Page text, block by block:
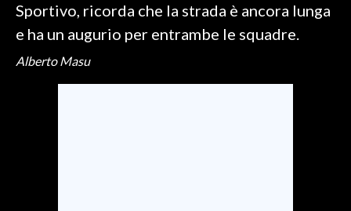
GOSSIP
Sportivo, ricorda che la strada è ancora lunga
e ha un augurio per entrambe le squadre.
Alberto Masu